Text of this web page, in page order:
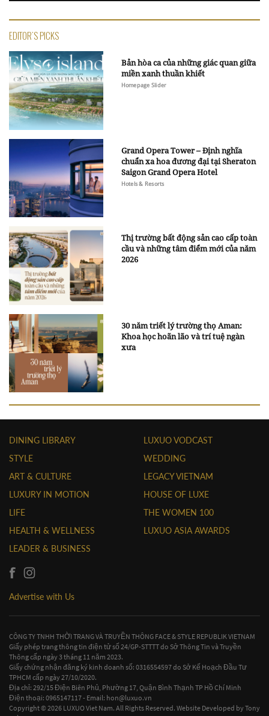
EDITOR'S PICKS
Bản hòa ca của những giác quan giữa
miền xanh thuần khiết
Homepage Slider
Grand Opera Tower – Định nghĩa
chuẩn xa hoa đương đại tại Sheraton
Saigon Grand Opera Hotel
Hotels & Resorts
Thị trường bất động sản cao cấp toàn
cầu và những tâm điểm mới của năm
2026
30 năm triết lý trường thọ Aman:
Khoa học hoãn lão và trí tuệ ngàn
xưa
DINING LIBRARY
STYLE
ART & CULTURE
LUXURY IN MOTION
LIFE
HEALTH & WELLNESS
LEADER & BUSINESS
LUXUO VODCAST
WEDDING
LEGACY VIETNAM
HOUSE OF LUXE
THE WOMEN 100
LUXUO ASIA AWARDS
Advertise with Us
CÔNG TY TNHH THỜI TRANG VÀ TRUYỀN THÔNG FACE & STYLE REPUBLIK VIETNAM
Giấy phép trang thông tin điện tử số 24/GP-STTTT do Sở Thông Tin và Truyền
Thông cấp ngày 3 tháng 11 năm 2023.
Giấy chứng nhận đăng ký kinh doanh số: 0316554597 do Sở Kế Hoạch Đầu Tư
TPHCM cấp ngày 27/10/2020.
Địa chỉ: 292/15 Điện Biên Phủ, Phường 17, Quận Bình Thạnh TP Hồ Chí Minh
Điện thoại: 0965147117 - Email: hon@luxuo.vn
Copyright © 2026 LUXUO Viet Nam. All Rights Reserved. Website Developed byTony